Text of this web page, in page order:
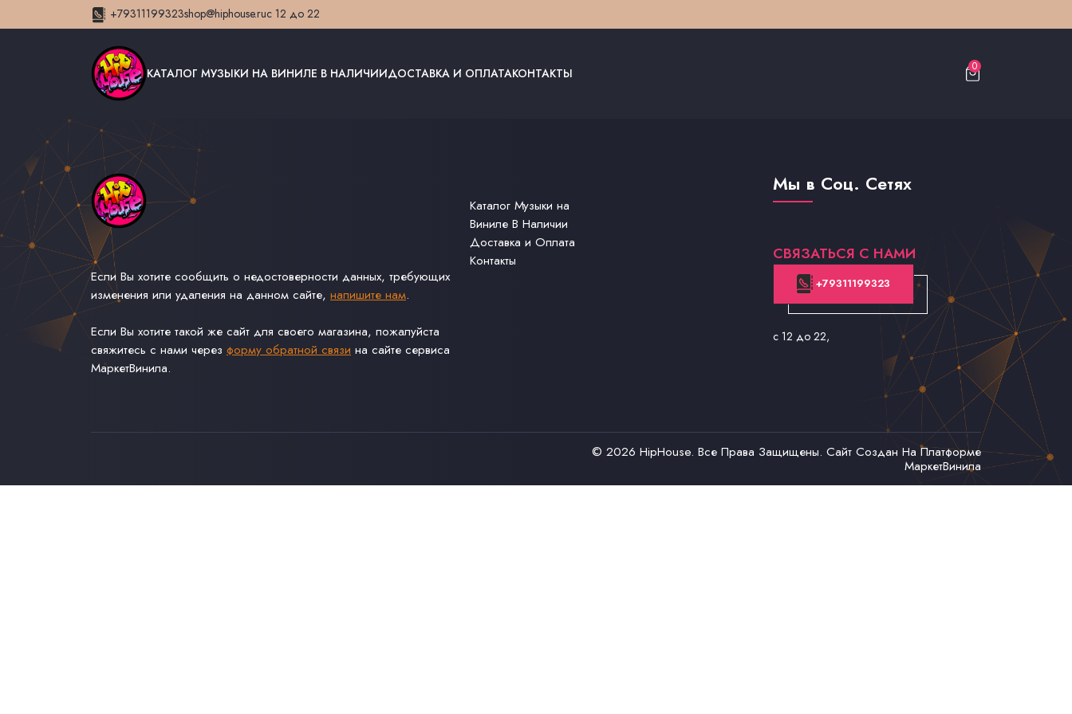
+79311199323shop@hiphouse.ruс 12 до 22
КАТАЛОГ МУЗЫКИ НА ВИНИЛЕ В НАЛИЧИИДОСТАВКА И ОПЛАТАКОНТАКТЫ 0
Если Вы хотите сообщить о недостоверности данных, требующих
изменения или удаления на данном сайте, напишите нам.
Если Вы хотите такой же сайт для своего магазина, пожалуйста
свяжитесь с нами через форму обратной связи на сайте сервиса
МаркетВинила.
Каталог Музыки на
Виниле В Наличии
Доставка и Оплата
Контакты
Мы в Соц. Сетях
СВЯЗАТЬСЯ С НАМИ
+79311199323
с 12 до 22,
© 2026 HipHouse. Все Права Защищены. Сайт Создан На Платформе
МаркетВинила